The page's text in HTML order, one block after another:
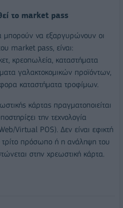
το market pass
μπορούν να εξαργυρώνουν οι
market pass, είναι:
κρεοπωλεία, καταστήματα
γαλακτοκομικών προϊόντων,
καταστήματα τροφίμων.
κάρτας πραγματοποιείται
την τεχνολογία
Virtual POS). Δεν είναι εφικτή
πρόσωπο ή η ανάληψη του
στην χρεωστική κάρτα.